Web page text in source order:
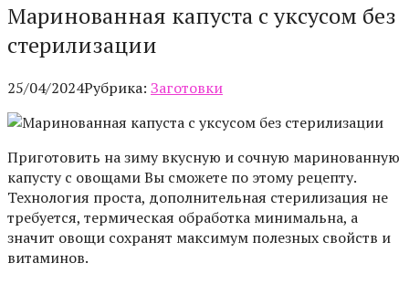
Маринованная капуста с уксусом без
стерилизации
25/04/2024Рубрика: Заготовки
Приготовить на зиму вкусную и сочную маринованную
капусту с овощами Вы сможете по этому рецепту.
Технология проста, дополнительная стерилизация не
требуется, термическая обработка минимальна, а
значит овощи сохранят максимум полезных свойств и
витаминов.